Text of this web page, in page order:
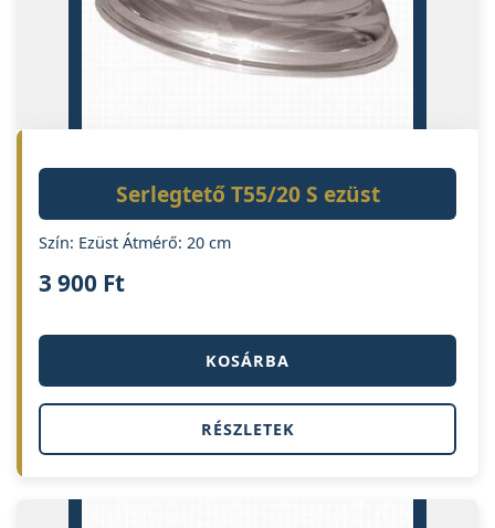
Serlegtető T55/20 S ezüst
Szín: Ezüst Átmérő: 20 cm
3 900 Ft
KOSÁRBA
RÉSZLETEK